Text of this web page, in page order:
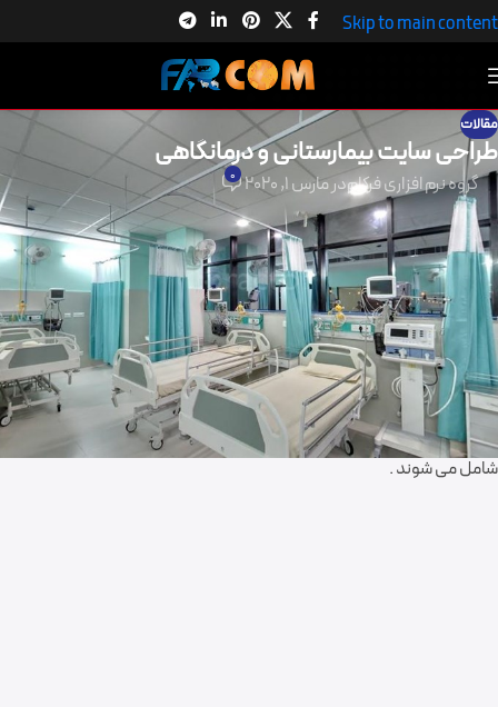
Skip to main content
مقالات
طراحی سایت بیمارستانی و درمانگاهی
گروه نرم افزاری فرکامدر مارس 1, 2020 0
طراحی سایتبیمارستانی و درمانگاهی
فضای بیمارستانها و مراکز درمانی به دلیل جو ناراحت کننده ای که دارد ، هر
عاملی که بر این ناراحتی بیافزاید موجبات ناخرسندی افراد را فراهم می سازد
.یکی از این عوامل اتلاف وقت ناشی از طی مراحل اداری طولانی و خسته کننده
برای همراهان بیماران می باشد .
بیمارستانهای متعددی در کشور می باشند که خدمات مختلفی ارائه می کنند
،گاهی برخی از بیمارستانها تخصصی بوده و در یک زمینه خاصی پزشکی
فعالیت می کنند و گاهی جنرال هستند و همه زمینه های درمانی و پزشکی را
شامل می شوند .